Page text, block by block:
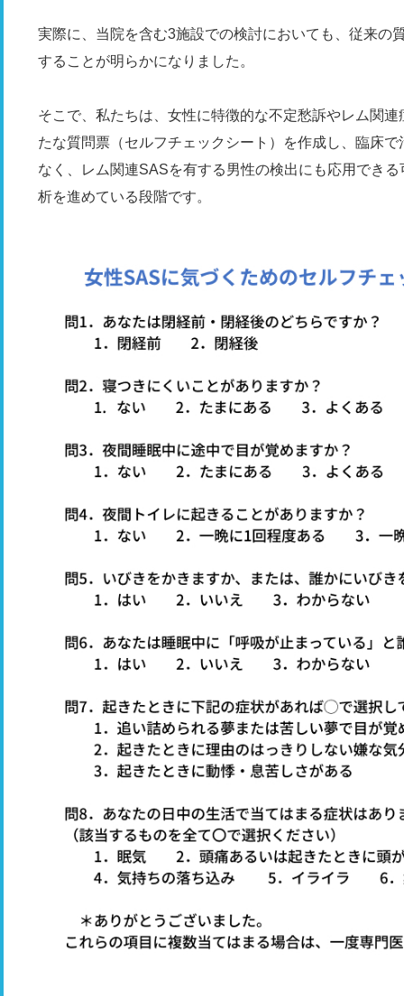
実際に、当院を含む3施設での検討においても、従来の
することが明らかになりました。
そこで、私たちは、女性に特徴的な不定愁訴やレム関連
たな質問票（セルフチェックシート）を作成し、臨床
なく、レム関連SASを有する男性の検出にも応用でき
析を進めている段階です。